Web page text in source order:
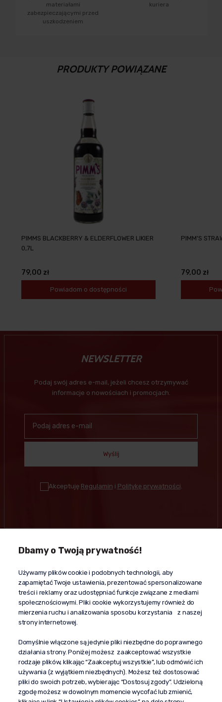
materiałami
zabezpieczającymi przed
uszkodzeniem
kuriera
PRODUKTY POWIĄZANE
PIMMS BLACKBERRY & ELDERFLOWER LIKIER
0,7L
79,00 zł
Powiadom o dostępności
PIMM'S
79,00 zł
NEWSLETTER
Podaj swój adres e-mail, jeżeli chcesz otrzymywać
informacje o nowościach i promocjach.
Wyślij
Akceptuję Regulamin i Politykę prywatności
Kontakt
+48 603 610 870
kontakt@propaganda24h.pl
“Propaganda"
al. Komisji Edukacji Narodowej 51/U5
02-797 Warszawa
Pomoc
Dostawa
Moje konto
O firmie
Dbamy o Twoją prywatność!
Używamy plików cookie i podobnych technologii, aby
zapamiętać Twoje ustawienia, prezentować spersonalizowane
treści i reklamy oraz udostępniać funkcje związane z mediami
społecznościowymi. Pliki cookie wykorzystujemy również do
mierzenia ruchu i analizowania sposobu korzystania z naszej
strony internetowej.
Domyślnie włączone są jedynie pliki niezbędne do poprawnego
działania strony. Poniżej możesz zaakceptować wszystkie
rodzaje plików, klikając “Zaakceptuj wszystkie”, lub odmówić ich
używania (z wyjątkiem niezbędnych). Możesz też dostosować
pliki do swoich potrzeb, wybierając “Dostosuj zgody”. Udzieloną
zgodę możesz w dowolnym momencie wycofać lub zmienić,